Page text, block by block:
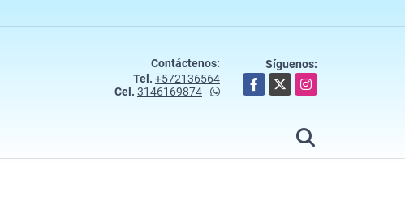
Contáctenos:
Tel. +572136564
Cel. 3146169874-
Síguenos:
Facebook
X Instagram